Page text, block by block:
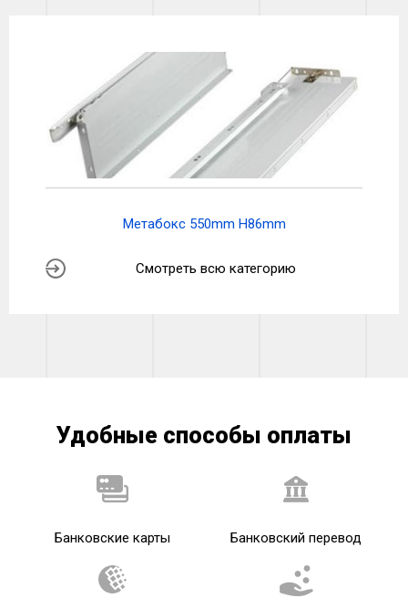
Метабокс 550mm H86mm
Смотреть всю категорию
Удобные способы оплаты
Банковские карты Банковский перевод